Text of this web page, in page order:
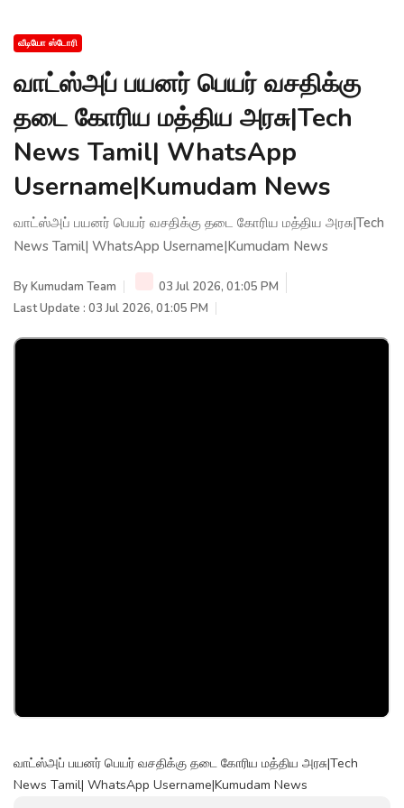
வீடியோ ஸ்டோரி
வாட்ஸ்அப் பயனர் பெயர் வசதிக்கு
தடை கோரிய மத்திய அரசு|Tech
News Tamil| WhatsApp
Username|Kumudam News
வாட்ஸ்அப் பயனர் பெயர் வசதிக்கு தடை கோரிய மத்திய அரசு|Tech
News Tamil| WhatsApp Username|Kumudam News
ByKumudam Team
03 Jul 2026, 01:05 PM
Last Update : 03 Jul 2026, 01:05 PM
வாட்ஸ்அப் பயனர் பெயர் வசதிக்கு தடை கோரிய மத்திய அரசு|Tech
News Tamil| WhatsApp Username|Kumudam News